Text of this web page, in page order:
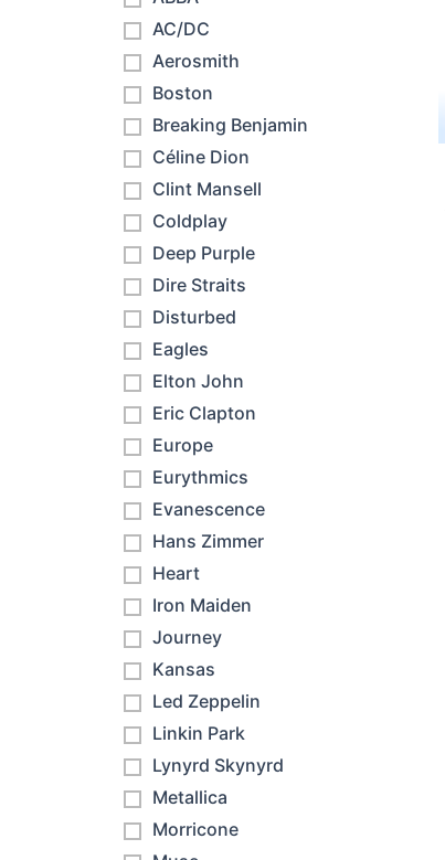
AC/DC
Aerosmith
Boston
Breaking Benjamin
Céline Dion
Clint Mansell
Coldplay
Deep Purple
Dire Straits
Disturbed
Eagles
Elton John
Eric Clapton
Europe
Eurythmics
Evanescence
Hans Zimmer
Heart
Iron Maiden
Journey
Kansas
Led Zeppelin
Linkin Park
Lynyrd Skynyrd
Metallica
Morricone